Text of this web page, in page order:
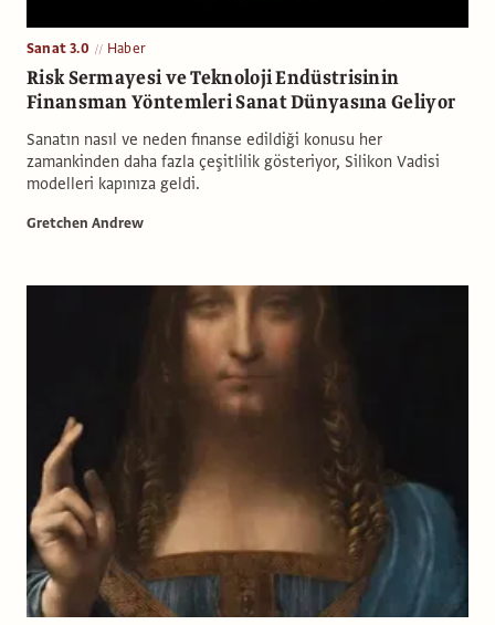
Sanat 3.0 Haber
Risk Sermayesi ve Teknoloji Endüstrisinin
Finansman Yöntemleri Sanat Dünyasına Geliyor
Sanatın nasıl ve neden finanse edildiği konusu her
zamankinden daha fazla çeşitlilik gösteriyor, Silikon Vadisi
modelleri kapınıza geldi.
Gretchen Andrew